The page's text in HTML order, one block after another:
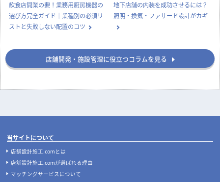
飲食店開業の要！業務用厨房機器の
選び方完全ガイド｜業種別の必須リ
ストと失敗しない配置のコツ
地下店舗の内装を成功させるには？
照明・換気・ファサード設計がカギ
店舗開発・施設管理に役立つコラムを見る
当サイトについて
店舗設計施工.comとは
店舗設計施工.comが選ばれる理由
マッチングサービスについて